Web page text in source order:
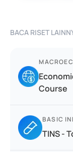
BACA RISET
Course
BASIC
TINS -